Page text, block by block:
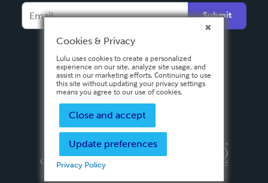
Español
Submit
Privacy PolicyTerms & Conditions
Copyright ©
2026 Lulu Press, Inc. All rights reserved.
Cookies & Privacy
Lulu uses cookies to create a personalized
experience on our site, analyze site usage, and
assist in our marketing efforts. Continuing to use
this site without updating your privacy settings
means you agree to our use of cookies.
Close and accept
Update preferences
Privacy Policy